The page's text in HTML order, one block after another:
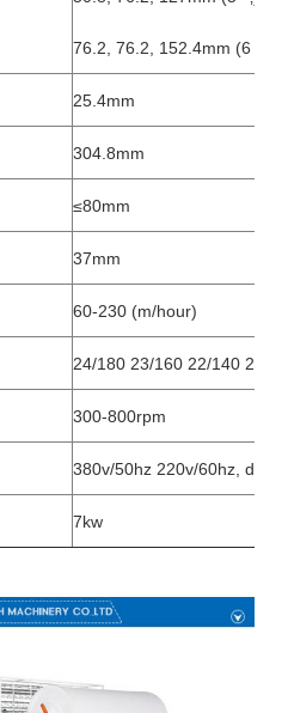
76.2, 76.2, 152.4mm (6 ' ‚)
25.4mm
304.8mm
≤80mm
37mm
60-230 (m/hour)
24/180 23/160 22/140 21/
300-800rpm
380v/50hz 220v/60hz,
7kw